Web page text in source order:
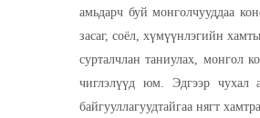
багтдаг мужуудад
Монгол, Америкийн
оруулахыг зорин ажиллаж
нь мөн Консулын газрын
иргэд, төрийн бус